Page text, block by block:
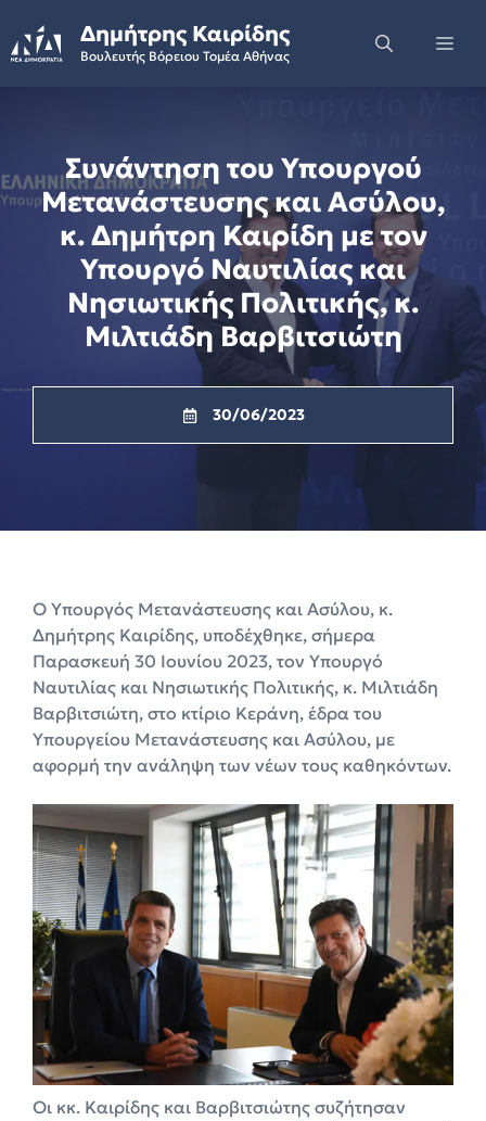
to
content
Δημήτρης Καιρίδης
Βουλευτής Βόρειου Τομέα Αθήνας
Συνάντηση του Υπουργού
Μετανάστευσης και Ασύλου,
κ. Δημήτρη Καιρίδη με τον
Υπουργό Ναυτιλίας και
Νησιωτικής Πολιτικής, κ.
Μιλτιάδη Βαρβιτσιώτη
30/06/2023
Ο Υπουργός Μετανάστευσης και Ασύλου, κ.
Δημήτρης Καιρίδης, υποδέχθηκε, σήμερα
Παρασκευή 30 Ιουνίου 2023, τον Υπουργό
Ναυτιλίας και Νησιωτικής Πολιτικής, κ. Μιλτιάδη
Βαρβιτσιώτη, στο κτίριο Κεράνη, έδρα του
Υπουργείου Μετανάστευσης και Ασύλου, με
αφορμή την ανάληψη των νέων τους καθηκόντων.
Οι κκ. Καιρίδης και Βαρβιτσιώτης συζήτησαν